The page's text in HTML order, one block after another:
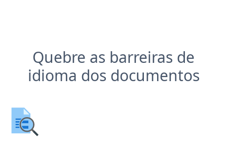
Quebre as barreiras de
idioma dos documentos